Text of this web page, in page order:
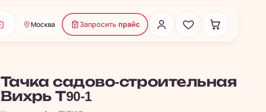
Москва Запросить прайс
Тачка садово-строительная
Вихрь Т90-1